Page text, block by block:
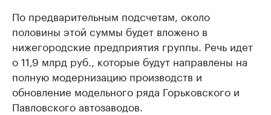
По предварительным подсчетам, около
половины этой суммы будет вложено в
нижегородские предприятия группы. Речь идет
о 11,9 млрд руб., которые будут направлены на
полную модернизацию производств и
обновление модельного ряда Горьковского и
Павловского автозаводов.